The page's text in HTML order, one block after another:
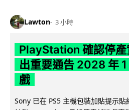
Lawton 3 小時
PlayStation 確認停產
出重要通告 2028 年
戲
Sony 已在 PS5 主機包裝加貼提示